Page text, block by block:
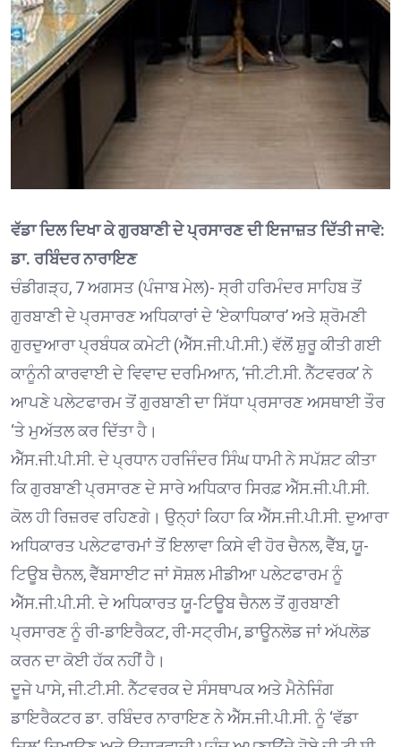
ਵੱਡਾ ਦਿਲ ਦਿਖਾ ਕੇ ਗੁਰਬਾਣੀ ਦੇ ਪ੍ਰਸਾਰਣ ਦੀ ਇਜਾਜ਼ਤ ਦਿੱਤੀ ਜਾਵੇ:
ਡਾ. ਰਬਿੰਦਰ ਨਾਰਾਇਣ
ਚੰਡੀਗੜ੍ਹ, 7 ਅਗਸਤ (ਪੰਜਾਬ ਮੇਲ)- ਸ੍ਰੀ ਹਰਿਮੰਦਰ ਸਾਹਿਬ ਤੋਂ
ਗੁਰਬਾਣੀ ਦੇ ਪ੍ਰਸਾਰਣ ਅਧਿਕਾਰਾਂ ਦੇ ‘ਏਕਾਧਿਕਾਰ’ ਅਤੇ ਸ਼੍ਰੋਮਣੀ
ਗੁਰਦੁਆਰਾ ਪ੍ਰਬੰਧਕ ਕਮੇਟੀ (ਐੱਸ.ਜੀ.ਪੀ.ਸੀ.) ਵੱਲੋਂ ਸ਼ੁਰੂ ਕੀਤੀ ਗਈ
ਕਾਨੂੰਨੀ ਕਾਰਵਾਈ ਦੇ ਵਿਵਾਦ ਦਰਮਿਆਨ, ‘ਜੀ.ਟੀ.ਸੀ. ਨੈੱਟਵਰਕ’ ਨੇ
ਆਪਣੇ ਪਲੇਟਫਾਰਮ ਤੋਂ ਗੁਰਬਾਣੀ ਦਾ ਸਿੱਧਾ ਪ੍ਰਸਾਰਣ ਅਸਥਾਈ ਤੌਰ
‘ਤੇ ਮੁਅੱਤਲ ਕਰ ਦਿੱਤਾ ਹੈ।
ਐੱਸ.ਜੀ.ਪੀ.ਸੀ. ਦੇ ਪ੍ਰਧਾਨ ਹਰਜਿੰਦਰ ਸਿੰਘ ਧਾਮੀ ਨੇ ਸਪੱਸ਼ਟ ਕੀਤਾ
ਕਿ ਗੁਰਬਾਣੀ ਪ੍ਰਸਾਰਣ ਦੇ ਸਾਰੇ ਅਧਿਕਾਰ ਸਿਰਫ਼ ਐੱਸ.ਜੀ.ਪੀ.ਸੀ.
ਕੋਲ ਹੀ ਰਿਜ਼ਰਵ ਰਹਿਣਗੇ। ਉਨ੍ਹਾਂ ਕਿਹਾ ਕਿ ਐੱਸ.ਜੀ.ਪੀ.ਸੀ. ਦੁਆਰਾ
ਅਧਿਕਾਰਤ ਪਲੇਟਫਾਰਮਾਂ ਤੋਂ ਇਲਾਵਾ ਕਿਸੇ ਵੀ ਹੋਰ ਚੈਨਲ, ਵੈੱਬ, ਯੂ-
ਟਿਊਬ ਚੈਨਲ, ਵੈੱਬਸਾਈਟ ਜਾਂ ਸੋਸ਼ਲ ਮੀਡੀਆ ਪਲੇਟਫਾਰਮ ਨੂੰ
ਐੱਸ.ਜੀ.ਪੀ.ਸੀ. ਦੇ ਅਧਿਕਾਰਤ ਯੂ-ਟਿਊਬ ਚੈਨਲ ਤੋਂ ਗੁਰਬਾਣੀ
ਪ੍ਰਸਾਰਣ ਨੂੰ ਰੀ-ਡਾਇਰੈਕਟ, ਰੀ-ਸਟ੍ਰੀਮ, ਡਾਊਨਲੋਡ ਜਾਂ ਅੱਪਲੋਡ
ਕਰਨ ਦਾ ਕੋਈ ਹੱਕ ਨਹੀਂ ਹੈ।
ਦੂਜੇ ਪਾਸੇ, ਜੀ.ਟੀ.ਸੀ. ਨੈੱਟਵਰਕ ਦੇ ਸੰਸਥਾਪਕ ਅਤੇ ਮੈਨੇਜਿੰਗ
ਡਾਇਰੈਕਟਰ ਡਾ. ਰਬਿੰਦਰ ਨਾਰਾਇਣ ਨੇ ਐੱਸ.ਜੀ.ਪੀ.ਸੀ. ਨੂੰ ‘ਵੱਡਾ